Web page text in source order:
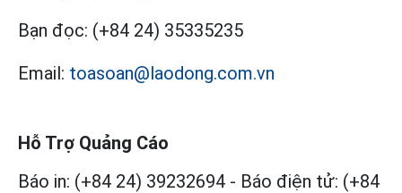
Bạn đọc: (+84 24) 35335235
Email: toasoan@laodong.com.vn
Hỗ Trợ Quảng Cáo
Báo in: (+84 24) 39232694 - Báo điện tử: (+84